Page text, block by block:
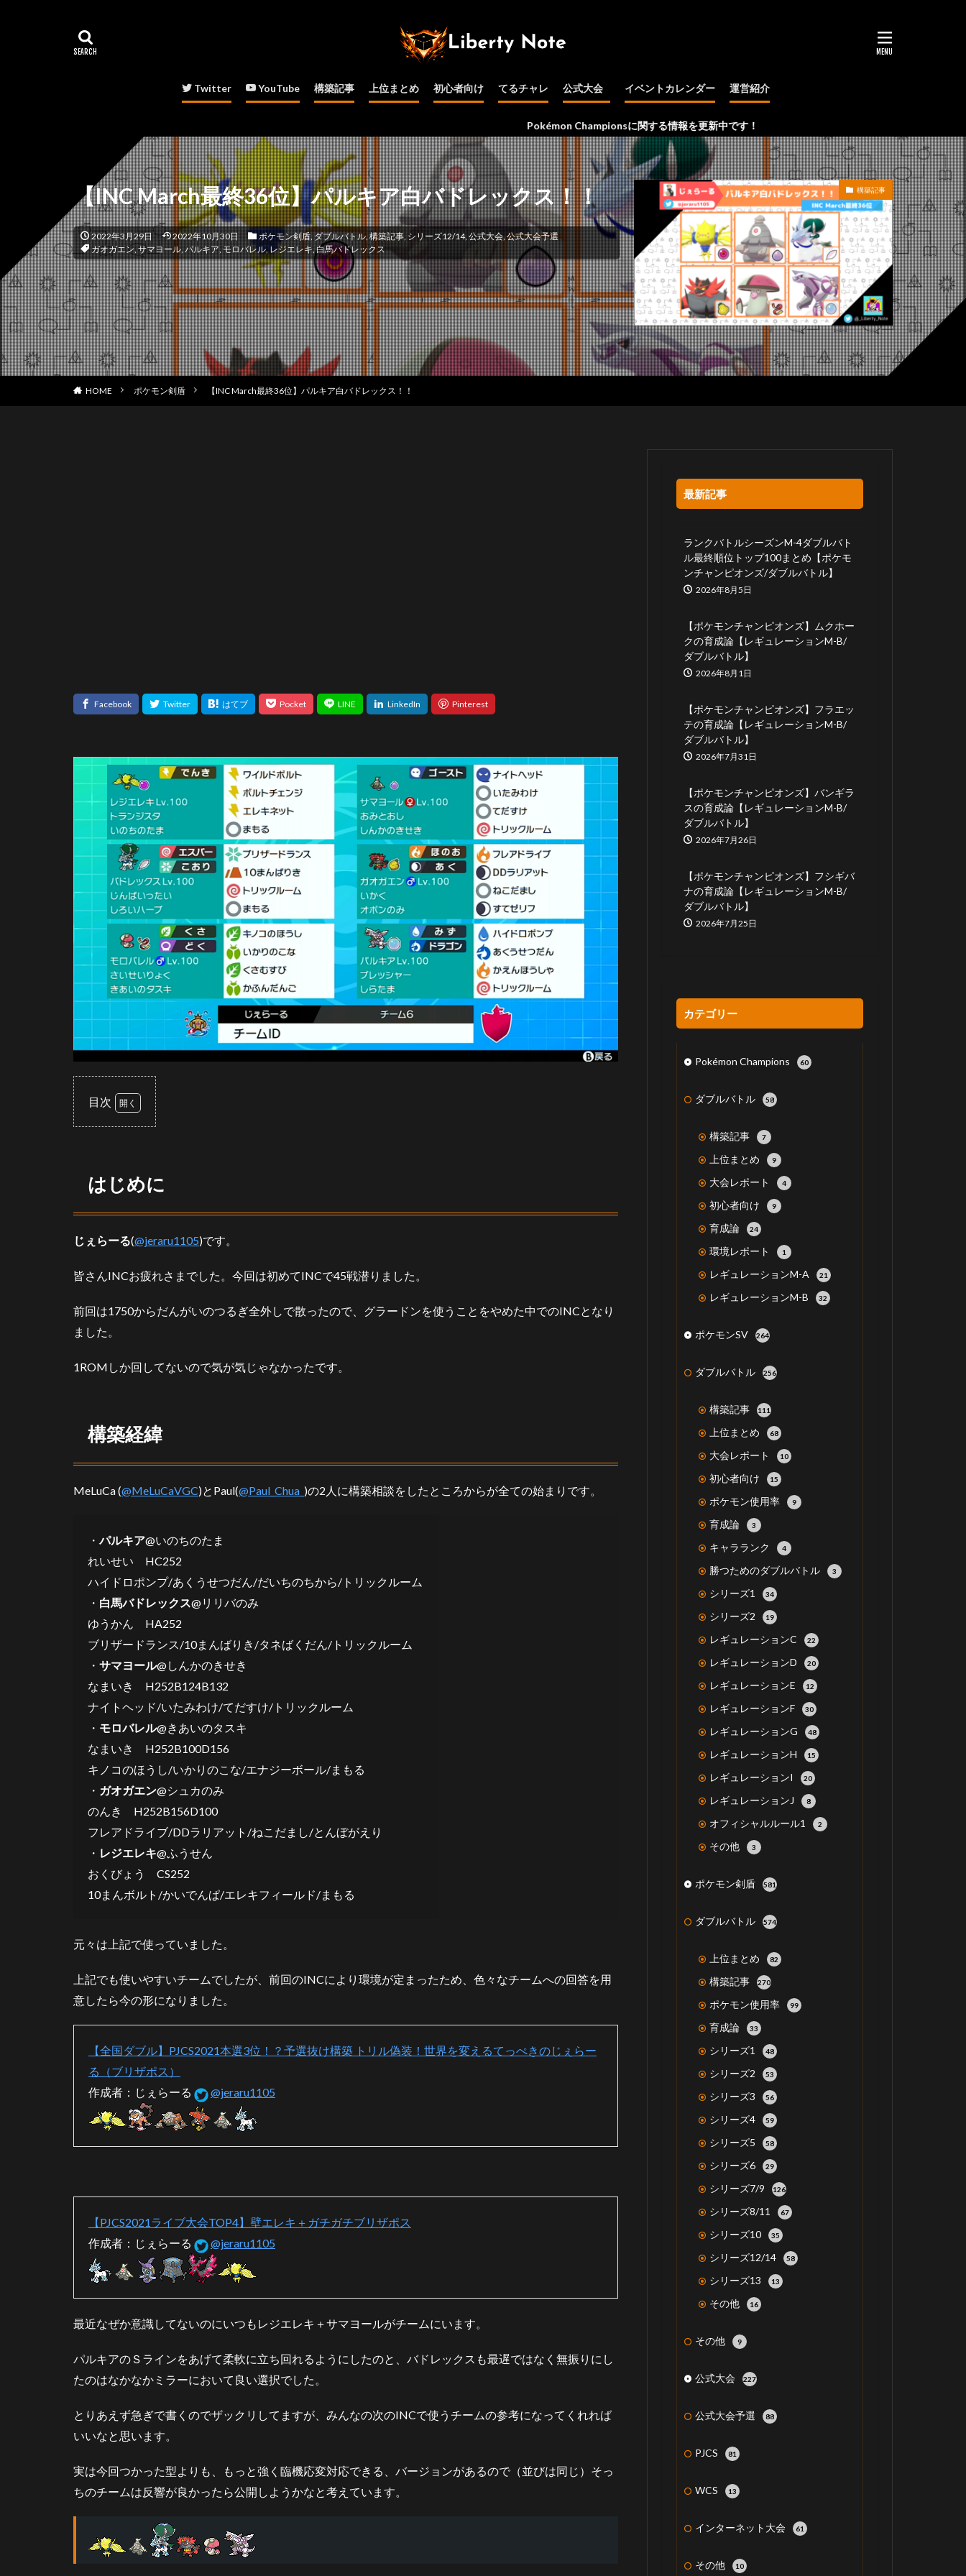
Twitter YouTube 構築記事 上位まとめ 初心者向け てるチャレ 公式大会
インターネット大会
イベントカレンダー 運営紹介
Pokémon Championsに関する情報を更新中です！
【INC March最終36位】パルキア白バドレックス！！
2022年3月29日 2022年10月30日 ポケモン剣盾, ダブルバトル, 構築記事, シリーズ12/14, 公式大会,公式大会予選
ガオガエン, サマヨール, パルキア, モロバレル,レジエレキ,白馬バドレックス
構築記事
HOME ポケモン剣盾 【INC March最終36位】パルキア白バドレックス！！
目次
に
築
緯
個
別
キ
ヨー
白馬
バド
クス
ガオ
ガエ
ン
3.5
モロ
ル
3.6
パル
キア
4
選
立
ち
4.1
4.2
コン
4.3
ミラ
ー
4.4
レジ
エレ
って
とき
4.5
邪道
（勝
てな
と思
ら）
5
い
に
6
ー
作
はじめに
じぇらーる(@jeraru1105)です。
皆さんINCお疲れさまでした。今回は初めてINCで45戦潜りました。
前回は1750からだんがいのつるぎ全外しで散ったので、グラードンを使うことをやめた中でのINCとなり
ました。
1ROMしか回してないので気が気じゃなかったです。
構築経緯
MeLuCa (@MeLuCaVGC)とPaul(@Paul_Chua_ )の2人に構築相談をしたところからが全ての始まりです。
・パルキア@いのちのたま
れいせい HC252
ハイドロポンプ/あくうせつだん/だいちのちから/トリックルーム
・ 白馬バドレックス@リリバのみ
ゆうかん HA252
ブリザードランス/10まんばりき/タネばくだん/トリックルーム
・ サマヨール@しんかのきせき
なまいき H252B124B132
ナイトヘッド/いたみわけ/てだすけ/トリックルーム
・ モロバレル@きあいのタスキ
なまいき H252B100D156
キノコのほうし/いかりのこな/エナジーボール/まもる
・ ガオガエン@シュカのみ
のんき H252B156D100
フレアドライブ/DDラリアット/ねこだまし/とんぼがえり
・ レジエレキ@ふうせん
おくびょう CS252
10まんボルト/かいでんぱ/エレキフィールド/まもる
元々は上記で使っていました。
上記でも使いやすいチームでしたが、前回のINCにより環境が定まったため、色々なチームへの回答を用
意したら今の形になりました。
【全国ダブル】PJCS2021本選3位！？予選抜け構築 トリル偽装！世界を変えるてっぺきのじぇらー
る（ブリザポス）
作成者：じぇらーる
@jeraru1105
【PJCS2021ライブ大会TOP4】壁エレキ＋ガチガチブリザポス
作成者：じぇらーる
@jeraru1105
最近なぜか意識してないのにいつもレジエレキ＋サマヨールがチームにいます。
パルキアのＳラインをあげて柔軟に立ち回れるようにしたのと、バドレックスも最遅ではなく無振りにし
たのはなかなかミラーにおいて良い選択でした。
とりあえず急ぎで書くのでザックリしてますが、みんなの次のINCで使うチームの参考になってくれれば
いいなと思います。
実は今回つかった型よりも、もっと強く臨機応変対応できる、バージョンがあるので（並びは同じ）そっ
ちのチームは反響が良かったら公開しようかなと考えています。
最新記事
ランクバトルシーズンM-4ダブルバト
ル最終順位トップ100まとめ【ポケモ
ンチャンピオンズ/ダブルバトル】
2026年8月5日
【ポケモンチャンピオンズ】ムクホー
クの育成論【レギュレーションM-B/
ダブルバトル】
2026年8月1日
【ポケモンチャンピオンズ】フラエッ
テの育成論【レギュレーションM-B/
ダブルバトル】
2026年7月31日
【ポケモンチャンピオンズ】バンギラ
スの育成論【レギュレーションM-B/
ダブルバトル】
2026年7月26日
【ポケモンチャンピオンズ】フシギバ
ナの育成論【レギュレーションM-B/
ダブルバトル】
2026年7月25日
カテゴリー
Pokémon Champions 60
ダブルバトル 58
構築記事 7
上位まとめ 9
大会レポート 4
初心者向け 9
育成論 24
環境レポート 1
レギュレーションM-A 21
レギュレーションM-B 32
ポケモンSV 264
ダブルバトル 256
構築記事 111
上位まとめ 68
大会レポート 10
初心者向け 15
ポケモン使用率 9
育成論 3
キャラランク 4
勝つためのダブルバトル 3
シリーズ1 34
シリーズ2 19
レギュレーションC 22
レギュレーションD 20
レギュレーションE 12
レギュレーションF 30
レギュレーションG 48
レギュレーションH 15
レギュレーションI 20
レギュレーションJ 8
オフィシャルルール1 2
その他 3
ポケモン剣盾 581
ダブルバトル 574
上位まとめ 82
構築記事 270
ポケモン使用率 99
育成論 33
シリーズ1 48
シリーズ2 53
シリーズ3 56
シリーズ4 59
シリーズ5 58
シリーズ6 29
シリーズ7/9 126
シリーズ8/11 67
シリーズ10 35
シリーズ12/14 58
シリーズ13 13
その他 16
その他 9
公式大会 227
公式大会予選 88
PJCS 81
WCS 13
インターネット大会 61
その他 10